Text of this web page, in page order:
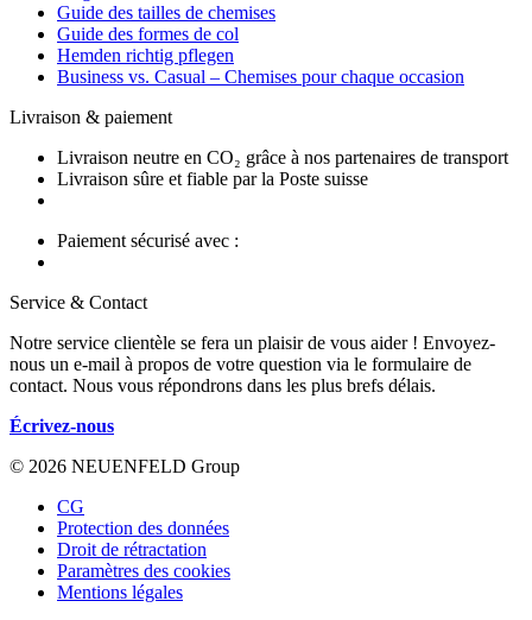
Guide des tailles de chemises
Guide des formes de col
Hemden richtig pflegen
Business vs. Casual – Chemises pour chaque occasion
Livraison & paiement
Livraison neutre en CO₂ grâce à nos partenaires de transport
Livraison sûre et fiable par la Poste suisse
Paiement sécurisé avec :
Service & Contact
Notre service clientèle se fera un plaisir de vous aider ! Envoyez-
nous un e-mail à propos de votre question via le formulaire de
contact. Nous vous répondrons dans les plus brefs délais.
Écrivez-nous
© 2026 NEUENFELD Group
CG
Protection des données
Droit de rétractation
Paramètres des cookies
Mentions légales